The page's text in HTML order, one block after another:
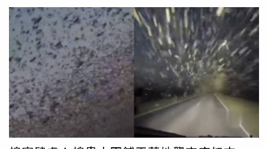
已蔓延民主剛果5個省分，超過三分之二死亡個案發生於社
區，防疫挑戰持續升高。綜合外媒報導，本次疫情於5月15
日正式對外宣布，但研究人員認為病毒其實早已在社區流傳
數月。刊登於《Science（科學）》期刊的研究指出，病毒
最早可能於今年1月、甚至更早就在伊圖里省（Ituri）開始
傳播，研究團隊在1月中旬至5月15日期間便發現超過500起
疑似病例，顯示疫情早已悄悄擴散，只因監測系統未能及時
發現，導致錯失黃金防疫時機。目前疫情已蔓延至伊圖里
省、北基伍省（North Kivu）、南基伍省（South Kivu）、
上韋萊省（Haut-Uele）及喬波省（Tshopo）等5個省分。